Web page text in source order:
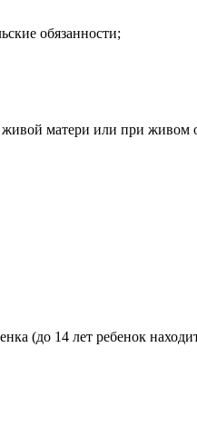
обязанности;
живой матери или при живом
(до 14 лет ребенок